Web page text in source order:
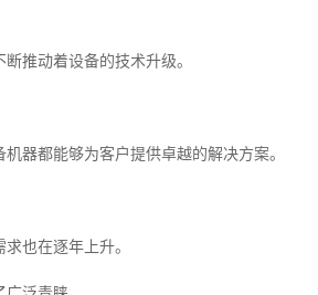
推动着设备的技术升级。
器都能够为客户提供卓越的解决方案。
也在逐年上升。